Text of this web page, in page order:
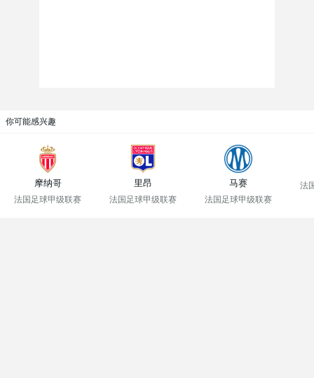
你可能感兴趣
摩纳哥
法国足球甲级联赛
里昂
法国足球甲级联赛
马赛
法国足球甲级联赛
法